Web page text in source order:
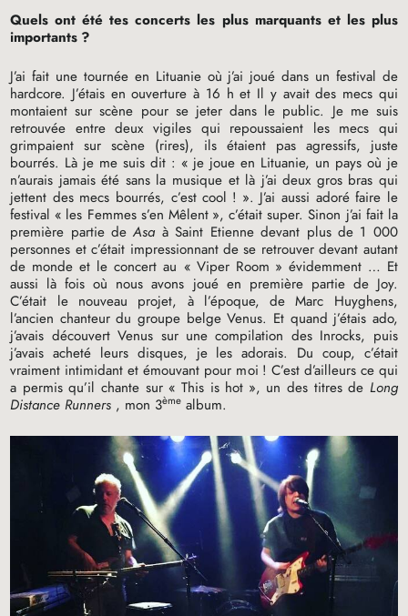
Quels ont été tes concerts les plus marquants et les plus
importants ?
J’ai fait une tournée en Lituanie où j’ai joué dans un festival de
hardcore. J’étais en ouverture à 16 h et Il y avait des mecs qui
montaient sur scène pour se jeter dans le public. Je me suis
retrouvée entre deux vigiles qui repoussaient les mecs qui
grimpaient sur scène (rires), ils étaient pas agressifs, juste
bourrés. Là je me suis dit : « je joue en Lituanie, un pays où je
n’aurais jamais été sans la musique et là j’ai deux gros bras qui
jettent des mecs bourrés, c’est cool ! ». J’ai aussi adoré faire le
festival « les Femmes s’en Mêlent », c’était super. Sinon j’ai fait la
première partie deAsa à Saint Etienne devant plus de 1 000
personnes et c’était impressionnant de se retrouver devant autant
de monde et le concert au « Viper Room » évidemment … Et
aussi là fois où nous avons joué en première partie de Joy.
C’était le nouveau projet, à l’époque, de Marc Huyghens,
l’ancien chanteur du groupe belge Venus. Et quand j’étais ado,
j’avais découvert Venus sur une compilation des Inrocks, puis
j’avais acheté leurs disques, je les adorais. Du coup, c’était
vraiment intimidant et émouvant pour moi ! C’est d’ailleurs ce qui
a permis qu’il chante sur « This is hot », un des titres de Long
Distance Runners , mon 3ème album.